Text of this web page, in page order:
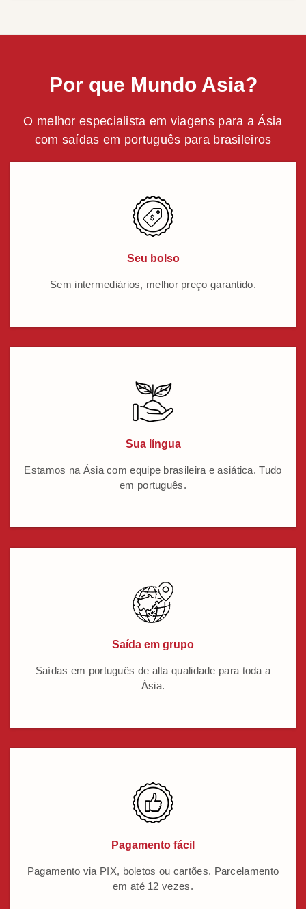
Por que Mundo Asia?
O melhor especialista em viagens para a Ásia
com saídas em português para brasileiros
Seu bolso
Sem intermediários, melhor preço garantido.
Sua língua
Estamos na Ásia com equipe brasileira e asiática. Tudo
em português.
Saída em grupo
Saídas em português de alta qualidade para toda a
Ásia.
Pagamento fácil
Pagamento via PIX, boletos ou cartões. Parcelamento
em até 12 vezes.